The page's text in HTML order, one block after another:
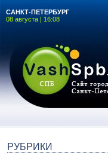
САНКТ-ПЕТЕРБУРГ
08 августа | 16:08
РУБРИКИ